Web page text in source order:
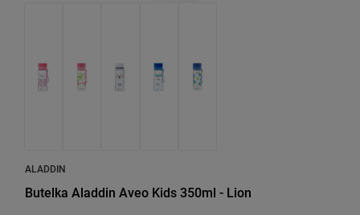
ALADDIN
Butelka Aladdin Aveo Kids 350ml - Lion